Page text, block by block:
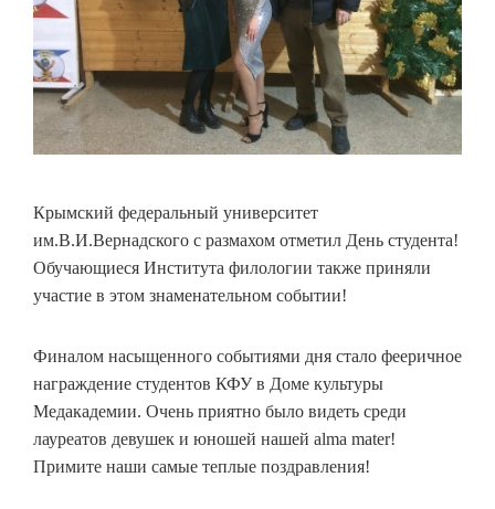
Крымский федеральный университет
им.В.И.Вернадского с размахом отметил День студента!
Обучающиеся Института филологии также приняли
участие в этом знаменательном событии!
Финалом насыщенного событиями дня стало фееричное
награждение студентов КФУ в Доме культуры
Медакадемии. Очень приятно было видеть среди
лауреатов девушек и юношей нашей alma mater!
Примите наши самые теплые поздравления!